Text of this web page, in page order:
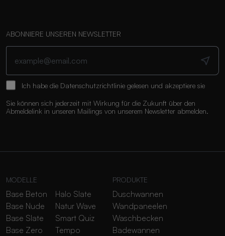
ABONNIERE UNSEREN NEWSLETTER
Ich habe die Datenschutzrichtlinie gelesen und akzeptiere sie
Sie können sich jederzeit mit Wirkung für die Zukunft über den
Abmeldelink in unseren Mailings von unserem Newsletter abmelden.
MODELLE
Base Beton
Base Nude
Base Slate
Base Zero
Halo Slate
Natur Wave
Smart Quiz
Tempo
PRODUKTE
Duschwannen
Wandpaneelen
Waschbecken
Badewannen